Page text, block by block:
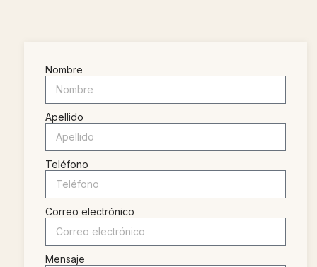
Nombre
Apellido
Teléfono
Correo electrónico
Mensaje